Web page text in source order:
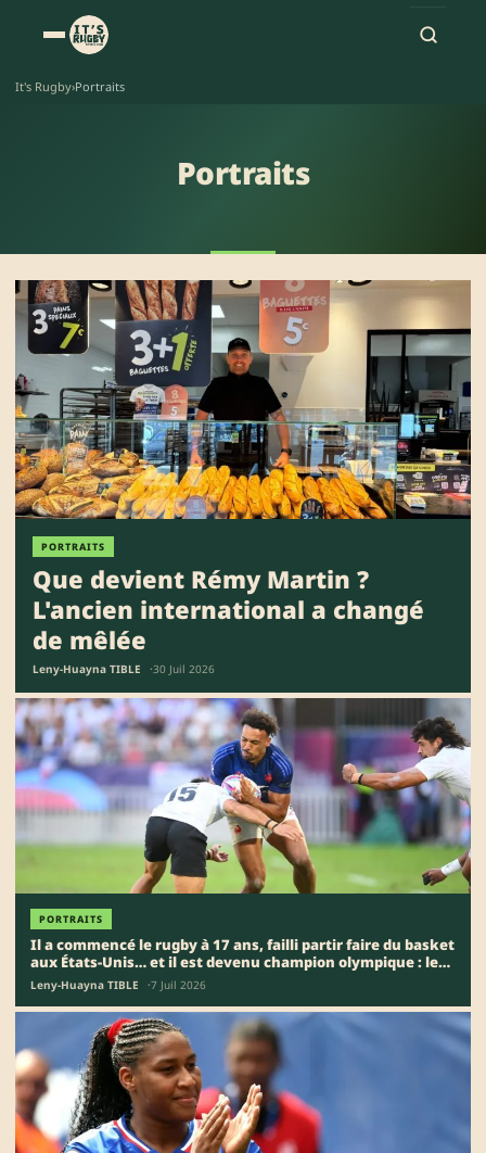
It's Rugby›Portraits
Portraits
Articles à la une
PORTRAITS
Que devient Rémy Martin ?
L'ancien international a changé
de mêlée
Leny-Huayna TIBLE 30 Juil 2026
PORTRAITS
Il a commencé le rugby à 17 ans, failli partir faire du basket
aux États-Unis… et il est devenu champion olympique : le
parcours déroutant de Jordan Sépho
Leny-Huayna TIBLE 7 Juil 2026